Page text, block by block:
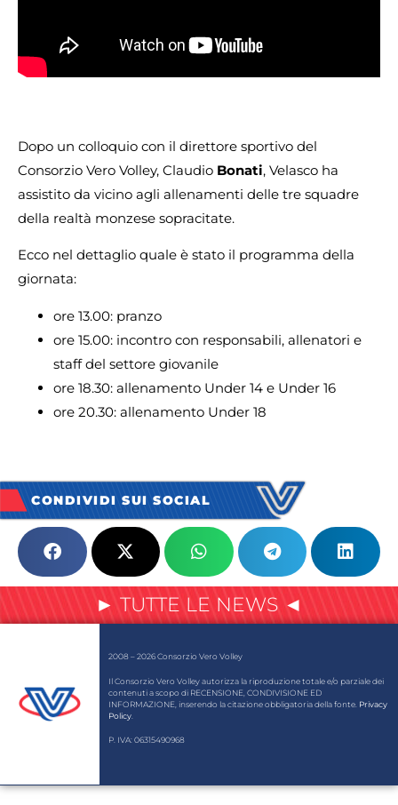
Dopo un colloquio con il direttore sportivo del
Consorzio Vero Volley, Claudio Bonati, Velasco ha
assistito da vicino agli allenamenti delle tre squadre
della realtà monzese sopracitate.
Ecco nel dettaglio quale è stato il programma della
giornata:
ore 13.00: pranzo
ore 15.00: incontro con responsabili, allenatori e
staff del settore giovanile
ore 18.30: allenamento Under 14 e Under 16
ore 20.30: allenamento Under 18
CONDIVIDI SUI SOCIAL
► TUTTE LE NEWS ◄
2008 – 2026 Consorzio Vero Volley
Il Consorzio Vero Volley autorizza la riproduzione totale e/o parziale dei
contenuti a scopo di RECENSIONE, CONDIVISIONE ED
INFORMAZIONE, inserendo la citazione obbligatoria della fonte. Privacy
Policy
P. IVA: 06315490968